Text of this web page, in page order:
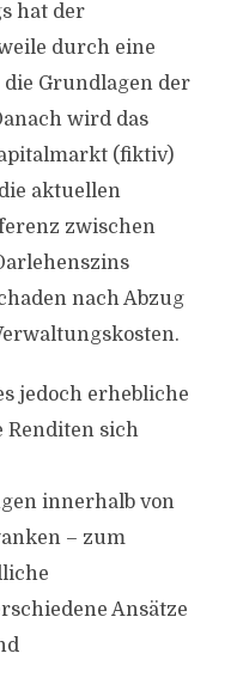
hat der
durch eine
Grundlagen der
wird das
(fiktiv)
aktuellen
zwischen
nach Abzug
jedoch erhebliche
Renditen sich
innerhalb von
– zum
Ansätze